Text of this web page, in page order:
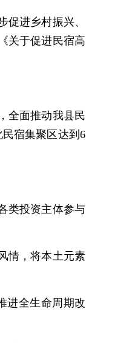
进乡村振兴、
关于促进民宿高
全面推动我县民
宿集聚区达到6
类投资主体参与
情，将本土元素
进全生命周期改